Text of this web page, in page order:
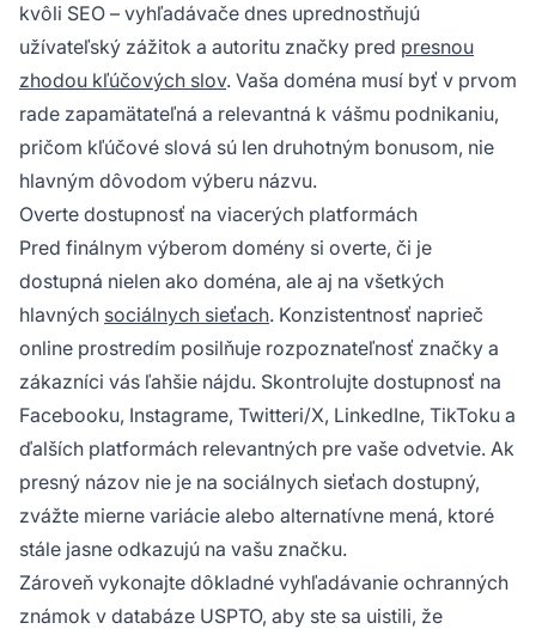
kvôli SEO – vyhľadávače dnes uprednostňujú
užívateľský zážitok a autoritu značky pred presnou
zhodou kľúčových slov. Vaša doména musí byť v prvom
rade zapamätateľná a relevantná k vášmu podnikaniu,
pričom kľúčové slová sú len druhotným bonusom, nie
hlavným dôvodom výberu názvu.
Overte dostupnosť na viacerých platformách
Pred finálnym výberom domény si overte, či je
dostupná nielen ako doména, ale aj na všetkých
hlavných sociálnych sieťach. Konzistentnosť naprieč
online prostredím posilňuje rozpoznateľnosť značky a
zákazníci vás ľahšie nájdu. Skontrolujte dostupnosť na
Facebooku, Instagrame, Twitteri/X, LinkedIne, TikToku a
ďalších platformách relevantných pre vaše odvetvie. Ak
presný názov nie je na sociálnych sieťach dostupný,
zvážte mierne variácie alebo alternatívne mená, ktoré
stále jasne odkazujú na vašu značku.
Zároveň vykonajte dôkladné vyhľadávanie ochranných
známok v databáze USPTO, aby ste sa uistili, že